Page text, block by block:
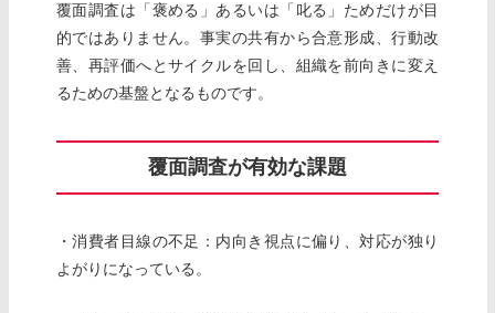
覆面調査は「褒める」あるいは「叱る」ためだけが目
的ではありません。事実の共有から合意形成、行動改
善、再評価へとサイクルを回し、組織を前向きに変え
るための基盤となるものです。
覆面調査が有効な課題
・消費者目線の不足：内向き視点に偏り、対応が独り
よがりになっている。